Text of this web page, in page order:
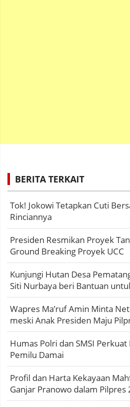
BERITA TERKAIT
Tok! Jokowi Tetapkan Cuti
Rinciannya
Presiden Resmikan Proyek
Ground Breaking Proyek UCC
Kunjungi Hutan Desa
Siti Nurbaya beri Bantuan
Wapres Ma’ruf Amin Minta
meski Anak Presiden Maju
Humas Polri dan SMSI
Pemilu Damai
Profil dan Harta Kekayaan
Ganjar Pranowo dalam Pilpres